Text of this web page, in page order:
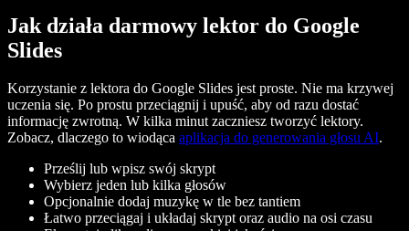
Jak działa darmowy lektor do Google
Slides
Korzystanie z lektora do Google Slides jest proste. Nie ma krzywej
uczenia się. Po prostu przeciągnij i upuść, aby od razu dostać
informację zwrotną. W kilka minut zaczniesz tworzyć lektory.
Zobacz, dlaczego to wiodąca aplikacja do generowania głosu AI.
Prześlij lub wpisz swój skrypt
Wybierz jeden lub kilka głosów
Opcjonalnie dodaj muzykę w tle bez tantiem
Łatwo przeciągaj i układaj skrypt oraz audio na osi czasu